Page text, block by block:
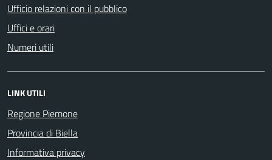
Ufficio relazioni con il pubblico
Uffici e orari
Numeri utili
LINK UTILI
Regione Piemone
Provincia di Biella
Informativa privacy